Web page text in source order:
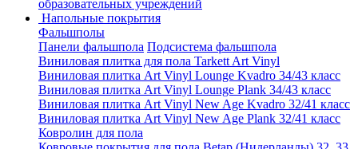
образовательных учреждений
Напольные покрытия
Фальшполы
Панели фальшпола Подсистема фальшпола
Виниловая плитка для пола Tarkett Art Vinyl
Виниловая плитка Art Vinyl Lounge Kvadro 34/43 класс
Виниловая плитка Art Vinyl Lounge Plank 34/43 класс
Виниловая плитка Art Vinyl New Age Kvadro 32/41 класс
Виниловая плитка Art Vinyl New Age Plank 32/41 класс
Ковролин для пола